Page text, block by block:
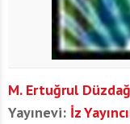
M. Ertuğrul Düzdağ
Yayınevi: İz